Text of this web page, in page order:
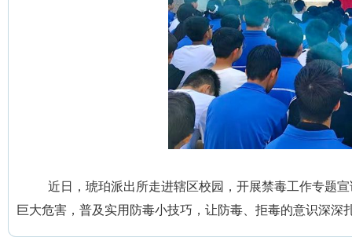
近日，琥珀派出所走进辖区校园，开展禁毒工作专题
巨大危害，普及实用防毒小技巧，让防毒、拒毒的意识深